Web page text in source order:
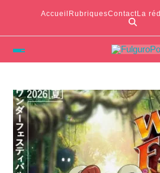
Accueil RubriquesContactLa